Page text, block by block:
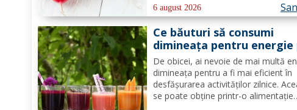
proportie de 25%, vitamina B, acid
potasiu, magneziu si multe alte
componente ce-ti sunt de...
6 august 2026
Ce băuturi să consumi
dimineața pentru energie
tot parcursul zilei?
De obicei, ai nevoie de mai multă
dimineața pentru a fi mai eficient în
desfășurarea activităților zilnice.
se poate obține printr-o alimentație